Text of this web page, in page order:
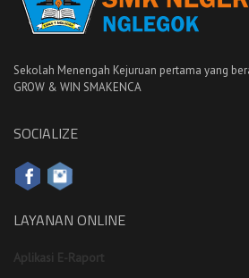
Sekolah Menengah Kejuruan pertama yang
GROW & WIN SMAKENCA
SOCIALIZE
LAYANAN ONLINE
Aplikasi E-Raport